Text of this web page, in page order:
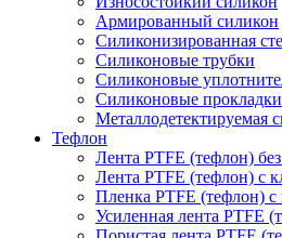
Армированный силикон
Силиконизированная
Силиконовые трубки
Силиконовые
Силиконовые прокладки
Металлодетектируемая
Тефлон
Лента PTFE (тефлон)
Лента PTFE (тефлон) с
Пленка PTFE (тефлон)
Усиленная лента PTFE